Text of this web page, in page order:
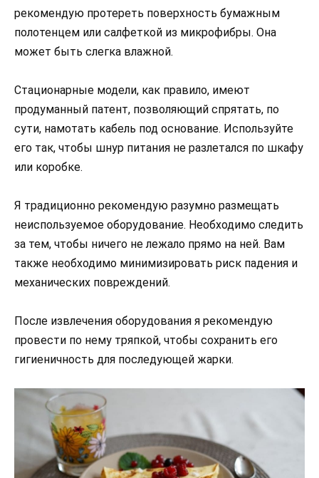
рекомендую протереть поверхность бумажным
полотенцем или салфеткой из микрофибры. Она
может быть слегка влажной.
Стационарные модели, как правило, имеют
продуманный патент, позволяющий спрятать, по
сути, намотать кабель под основание. Используйте
его так, чтобы шнур питания не разлетался по шкафу
или коробке.
Я традиционно рекомендую разумно размещать
неиспользуемое оборудование. Необходимо следить
за тем, чтобы ничего не лежало прямо на ней. Вам
также необходимо минимизировать риск падения и
механических повреждений.
После извлечения оборудования я рекомендую
провести по нему тряпкой, чтобы сохранить его
гигиеничность для последующей жарки.